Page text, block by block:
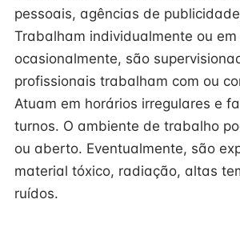
pessoais, agências de
Trabalham individualmente ou em
ocasionalmente, são
profissionais trabalham com ou
Atuam em horários irregulares e
turnos. O ambiente de trabalho
ou aberto. Eventualmente, são
material tóxico, radiação, altas
ruídos.